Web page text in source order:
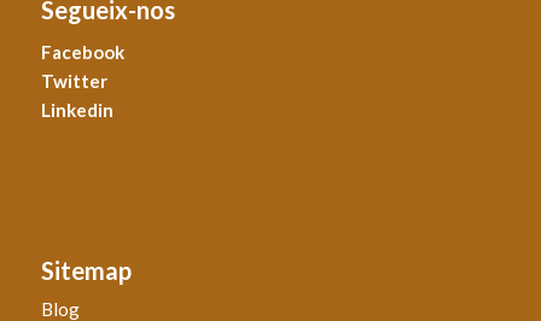
Segueix-nos
Facebook
Twitter
Linkedin
Sitemap
Blog